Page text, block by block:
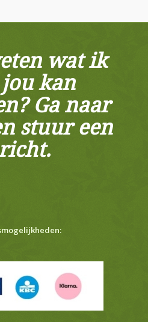
wat ik
kan
Ga naar
stuur een